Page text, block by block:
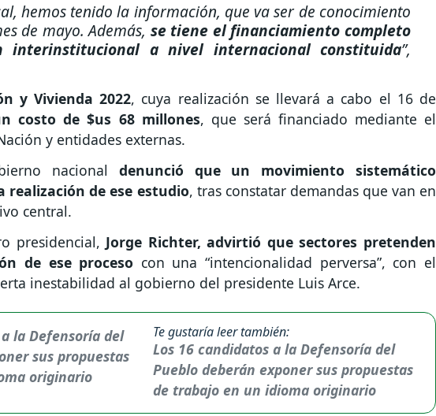
hemos tenido la información, que va ser de conocimiento
de mayo. Además, se tiene el financiamiento completo
interinstitucional a nivel internacional constituida”,
y Vivienda 2022, cuya realización se llevará a cabo el 16 de
costo de $us 68 millones, que será financiado mediante el
y entidades externas.
nacional denunció que un movimiento sistemático
realización de ese estudio, tras constatar demandas que van en
central.
presidencial, Jorge Richter, advirtió que sectores pretenden
de ese proceso con una “intencionalidad perversa”, con el
inestabilidad al gobierno del presidente Luis Arce.
Te gustaría leer también:
Los 16 candidatos a la Defensoría del
Pueblo deberán exponer sus propuestas
de trabajo en un idioma originario